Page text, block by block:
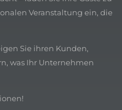
Veranstaltung ein, die
Sie ihren Kunden,
was Ihr Unternehmen